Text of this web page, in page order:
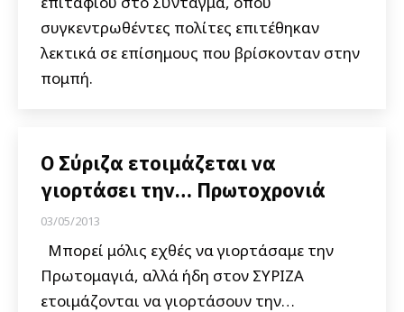
συγκεντρωθέντες πολίτες επιτέθηκαν
λεκτικά σε επίσημους που βρίσκονταν στην
πομπή.
Ο Σύριζα ετοιμάζεται να
γιορτάσει την… Πρωτοχρονιά
03/05/2013
Μπορεί μόλις εχθές να γιορτάσαμε την
Πρωτομαγιά, αλλά ήδη στον ΣΥΡΙΖΑ
ετοιμάζονται να γιορτάσουν την…